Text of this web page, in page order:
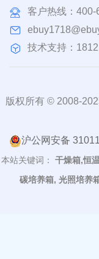
客户热线： 400-
技术支持：
版权所有 © 2008-
沪公网安备
本站关键词：
干燥箱,恒
碳培养箱, 光照培养